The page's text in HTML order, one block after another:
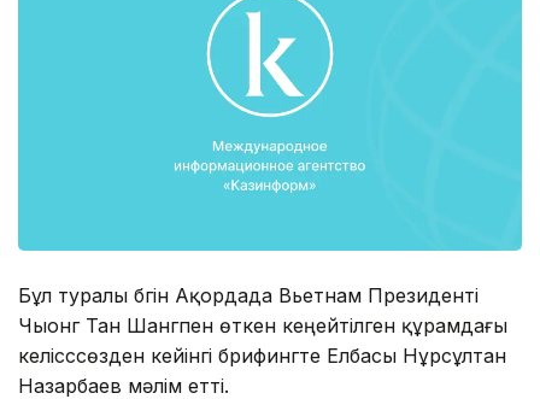
Бұл туралы бүгін Ақордада Вьетнам Президенті
Чыонг Тан Шангпен өткен кеңейтілген құрамдағы
келісссөзден кейінгі брифингте Елбасы Нұрсұлтан
Назарбаев мәлім етті.